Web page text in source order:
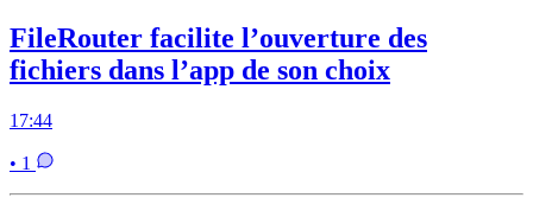
FileRouter facilite l’ouverture des
fichiers dans l’app de son choix
17:44
• 1